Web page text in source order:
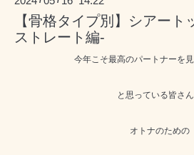
【骨格タイプ別】シアート
ストレート編-
今年こそ最高のパートナーを
と思っている皆さん
オトナのための